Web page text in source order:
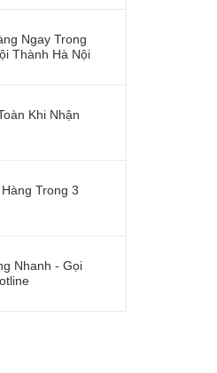
Ngay Trong
Thành Hà Nội
Khi Nhận
Trong 3
Nhanh - Gọi